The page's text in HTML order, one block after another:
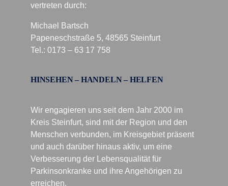
vertreten durch:
Michael Bartsch
Papeneschstraße 5, 48565 Steinfurt
Tel.: 0173 – 63 17 758
HINSEHEN – HANDELN – HELFEN
Wir engagieren uns seit dem Jahr 2000 im
Kreis Steinfurt, sind mit der Region und den
Menschen verbunden, im Kreisgebiet präsent
und auch darüber hinaus aktiv, um eine
Verbesserung der Lebensqualität für
Parkinsonkranke und ihre Angehörigen zu
erreichen.